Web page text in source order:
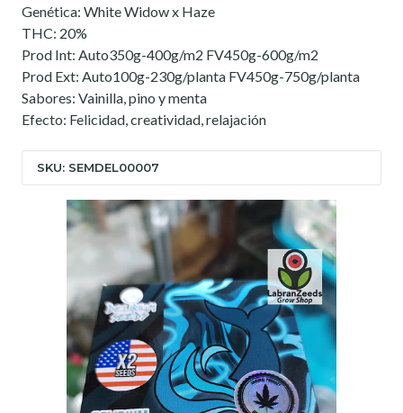
Genética: White Widow x Haze
THC: 20%
Prod Int: Auto350g-400g/m2 FV450g-600g/m2
Prod Ext: Auto100g-230g/planta FV450g-750g/planta
Sabores: Vainilla, pino y menta
Efecto: Felicidad, creatividad, relajación
SKU: SEMDEL00007